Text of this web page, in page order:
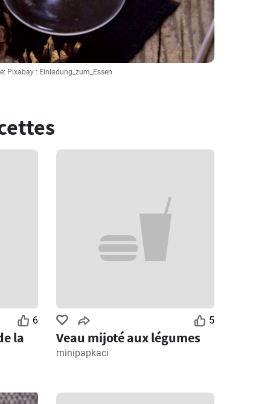
Pixabay : Einladung_zum_Essen
6
la
5
Veau mijoté aux légumes
minipapkaci